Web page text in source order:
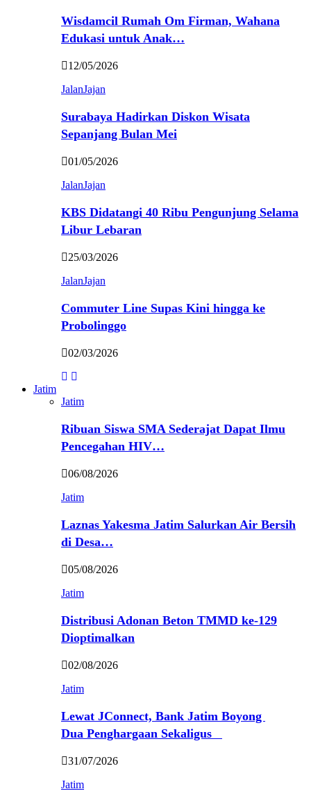
Wisdamcil Rumah Om Firman, Wahana
Edukasi untuk Anak…
12/05/2026
JalanJajan
Surabaya Hadirkan Diskon Wisata
Sepanjang Bulan Mei
01/05/2026
JalanJajan
KBS Didatangi 40 Ribu Pengunjung Selama
Libur Lebaran
25/03/2026
JalanJajan
Commuter Line Supas Kini hingga ke
Probolinggo
02/03/2026
Jatim
Jatim
Ribuan Siswa SMA Sederajat Dapat Ilmu
Pencegahan HIV…
06/08/2026
Jatim
Laznas Yakesma Jatim Salurkan Air Bersih
di Desa…
05/08/2026
Jatim
Distribusi Adonan Beton TMMD ke-129
Dioptimalkan
02/08/2026
Jatim
Lewat JConnect, Bank Jatim Boyong
Dua Penghargaan Sekaligus
31/07/2026
Jatim